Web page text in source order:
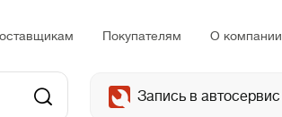
Покупателям О компании
Запись в автосервис